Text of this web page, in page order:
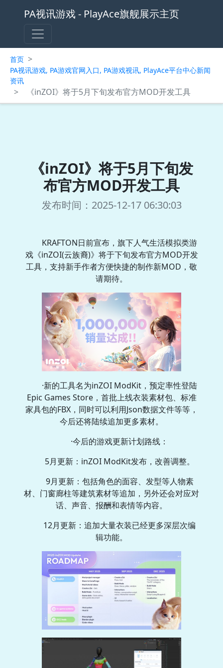
PA视讯游戏 - PlayAce旗舰展示主页
首页 >
PA视讯游戏, PA游戏官网入口, PA游戏视讯, PlayAce平台中心新闻
资讯
> 《inZOI》将于5月下旬发布官方MOD开发工具
《inZOI》将于5月下旬发
布官方MOD开发工具
发布时间：2025-12-17 06:30:03
KRAFTON日前宣布，旗下人气生活模拟类游
戏《inZOI(云族裔)》将于下旬发布官方MOD开发
工具，支持新手作者方便快捷的制作新MOD，敬
请期待。
·新的工具名为inZOI ModKit，预定率性登陆
Epic Games Store，首批上线衣装素材包、标准
家具包的FBX，同时可以利用Json数据文件等等，
今后还将陆续追加更多素材。
·今后的游戏更新计划路线：
5月更新：inZOI ModKit发布，改善调整。
9月更新：包括角色的面容、发型等人物素
材、门窗廊柱等建筑素材等追加，另外还会对应对
话、声音、报酬和表情等内容。
12月更新：追加大量衣装已经更多深层次编
辑功能。